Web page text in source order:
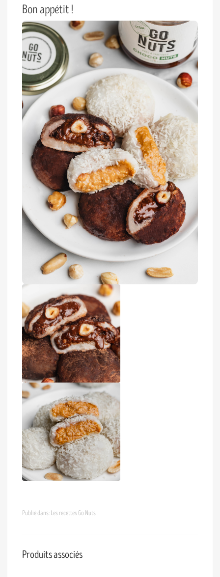
Bon appétit !
Publié dans:Les recettes Go Nuts
Produits associés